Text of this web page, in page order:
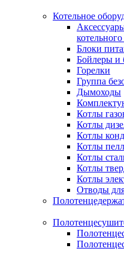
Котельное
Блоки
Бойлеры и
Горелки
Группа
Дымоходы
Котлы
Котлы
Котлы
Котлы
Котлы
Котлы
Котлы
Отводы